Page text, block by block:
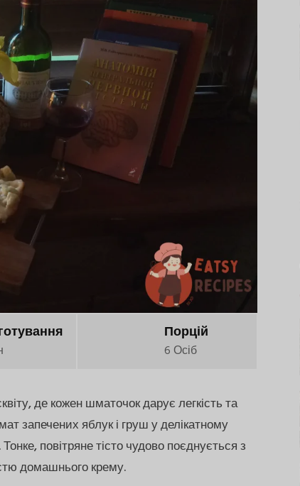
Порцій
6 Осіб
де кожен шматочок дарує легкість та
запечених яблук і груш у делікатному
повітряне тісто чудово поєднується з
домашнього крему.